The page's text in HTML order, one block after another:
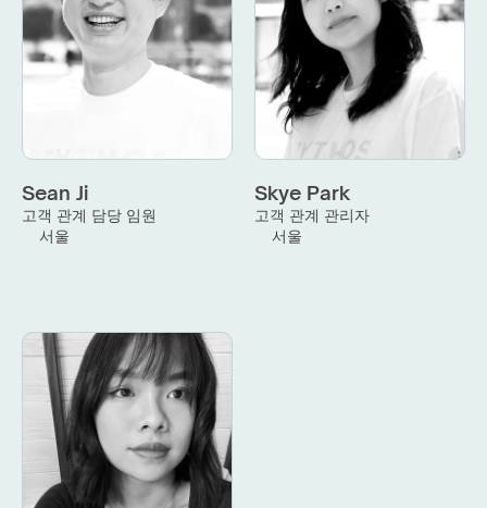
Sean Ji
고객 관계 담당 임원
서울
Skye Park
고객 관계 관리자
서울